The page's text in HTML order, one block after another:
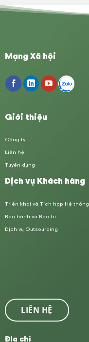
Mạng Xã hội
Giới thiệu
Công ty
Liên hệ
Tuyển dụng
Dịch vụ Khách hàng
Triển khai và Tích hợp Hệ thống
Bảo hành và Bảo trì
Dịch vụ Outsourcing
LIÊN HỆ
Địa chỉ